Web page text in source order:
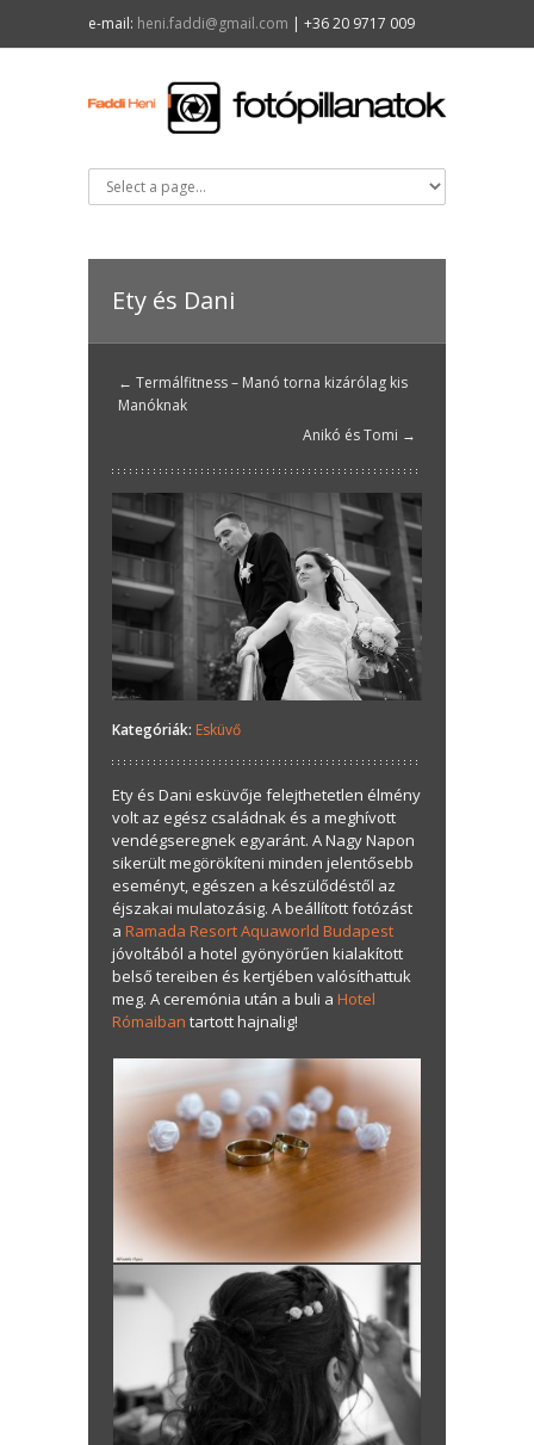
e-mail: heni.faddi@gmail.com | +36 20 9717 009
Ety és Dani
← Termálfitness – Manó torna kizárólag kis
Manóknak
Anikó és Tomi →
Kategóriák: Esküvő
Ety és Dani esküvője felejthetetlen élmény
volt az egész családnak és a meghívott
vendégseregnek egyaránt. A Nagy Napon
sikerült megörökíteni minden jelentősebb
eseményt, egészen a készülődéstől az
éjszakai mulatozásig. A beállított fotózást
a Ramada Resort Aquaworld Budapest
jóvoltából a hotel gyönyörűen kialakított
belső tereiben és kertjében valósíthattuk
meg. A ceremónia után a buli a Hotel
Rómaiban tartott hajnalig!